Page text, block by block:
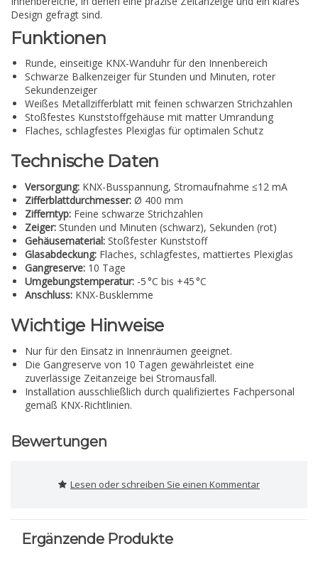
Design gefragt sind.
Funktionen
Runde, einseitige KNX-Wanduhr für den Innenbereich
Schwarze Balkenzeiger für Stunden und Minuten, roter
Sekundenzeiger
Weißes Metallzifferblatt mit feinen schwarzen Strichzahlen
Stoßfestes Kunststoffgehäuse mit matter Umrandung
Flaches, schlagfestes Plexiglas für optimalen Schutz
Technische Daten
Versorgung: KNX-Busspannung, Stromaufnahme ≤12 mA
Zifferblattdurchmesser: Ø 400 mm
Zifferntyp: Feine schwarze Strichzahlen
Zeiger: Stunden und Minuten (schwarz), Sekunden (rot)
Gehäusematerial: Stoßfester Kunststoff
Glasabdeckung: Flaches, schlagfestes, mattiertes Plexiglas
Gangreserve: 10 Tage
Umgebungstemperatur: -5 °C bis +45 °C
Anschluss: KNX-Busklemme
Wichtige Hinweise
Nur für den Einsatz in Innenräumen geeignet.
Die Gangreserve von 10 Tagen gewährleistet eine
zuverlässige Zeitanzeige bei Stromausfall.
Installation ausschließlich durch qualifiziertes Fachpersonal
gemäß KNX-Richtlinien.
Bewertungen
Lesen oder schreiben Sie einen Kommentar
Ergänzende Produkte